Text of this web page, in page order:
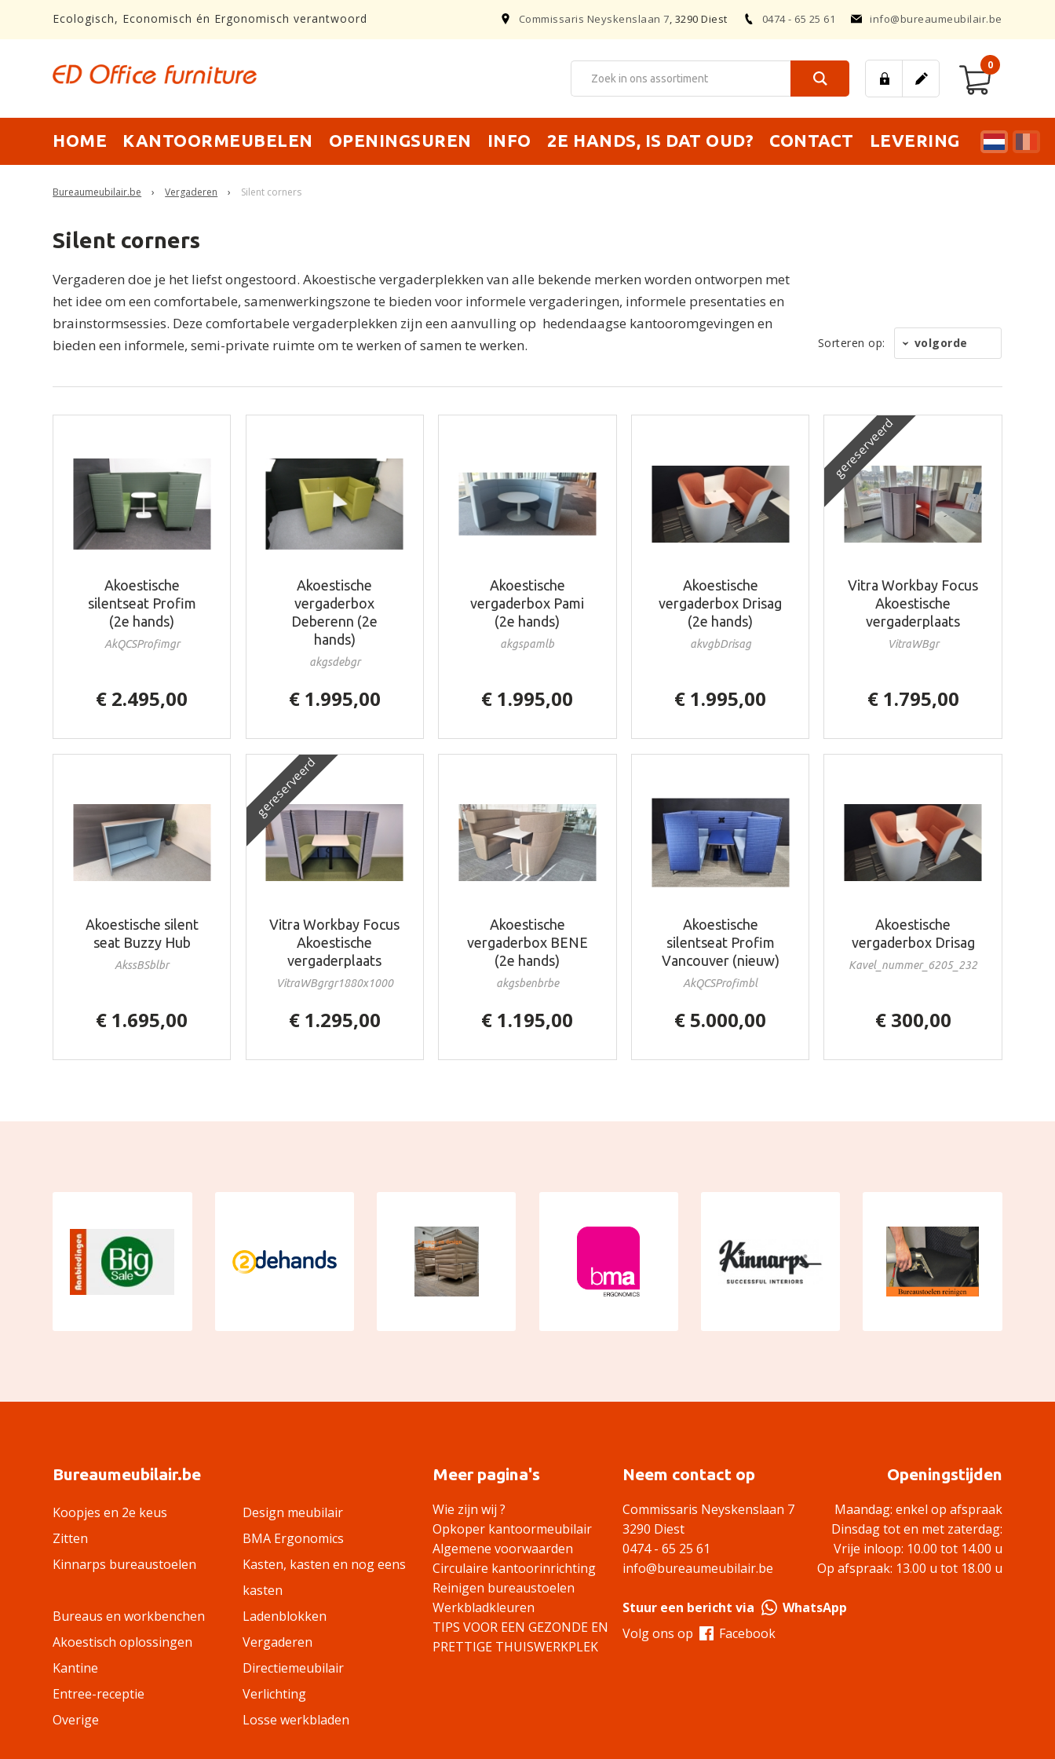
Ecologisch, Economisch én Ergonomisch verantwoord Commissaris Neyskenslaan 7 , 3290 Diest 0474 - 65 25 61 info@bureaumeubilair.be
0
HOME KANTOORMEUBELEN OPENINGSUREN INFO 2E HANDS, IS DAT OUD? CONTACT LEVERING
Bureaumeubilair.be › Vergaderen › Silent corners
Silent corners
Vergaderen doe je het liefst ongestoord. Akoestische vergaderplekken van alle bekende merken worden ontworpen met
het idee om een ​​comfortabele, samenwerkingszone te bieden voor informele vergaderingen, informele presentaties en
brainstormsessies. Deze comfortabele vergaderplekken zijn een aanvulling op hedendaagse kantooromgevingen en
bieden een informele, semi-private ruimte om te werken of samen te werken.
Sorteren op: volgorde
Akoestische
silentseat Profim
(2e hands)
AkQCSProfimgr
€ 2.495,00
Akoestische
vergaderbox
Deberenn (2e
hands)
akgsdebgr
€ 1.995,00
Akoestische
vergaderbox Pami
(2e hands)
akgspamlb
€ 1.995,00
Akoestische
vergaderbox Drisag
(2e hands)
akvgbDrisag
€ 1.995,00
gereserveerd
Vitra Workbay Focus
Akoestische
vergaderplaats
VitraWBgr
€ 1.795,00
Akoestische silent
seat Buzzy Hub
AkssBSblbr
€ 1.695,00
gereserveerd
Vitra Workbay Focus
Akoestische
vergaderplaats
VitraWBgrgr1880x1000
€ 1.295,00
Akoestische
vergaderbox BENE
(2e hands)
akgsbenbrbe
€ 1.195,00
Akoestische
silentseat Profim
Vancouver (nieuw)
AkQCSProfimbl
€ 5.000,00
Akoestische
vergaderbox Drisag
Kavel_nummer_6205_232
€ 300,00
Bureaumeubilair.be
Koopjes en 2e keus
Design meubilair
Zitten
BMA Ergonomics
Kinnarps bureaustoelen
Kasten, kasten en nog eens
kasten
Bureaus en workbenchen
Ladenblokken
Akoestisch oplossingen
Vergaderen
Kantine
Directiemeubilair
Entree-receptie
Verlichting
Overige
Losse werkbladen
Meer pagina's
Wie zijn wij ?
Opkoper kantoormeubilair
Algemene voorwaarden
Circulaire kantoorinrichting
Reinigen bureaustoelen
Werkbladkleuren
TIPS VOOR EEN GEZONDE EN
PRETTIGE THUISWERKPLEK
Neem contact op
Commissaris Neyskenslaan 7
3290 Diest
0474 - 65 25 61
info@bureaumeubilair.be
Stuur een bericht via
WhatsApp
Volg ons op
Facebook
Openingstijden
Maandag: enkel op afspraak
Dinsdag tot en met zaterdag:
Vrije inloop: 10.00 tot 14.00 u
Op afspraak: 13.00 u tot 18.00 u